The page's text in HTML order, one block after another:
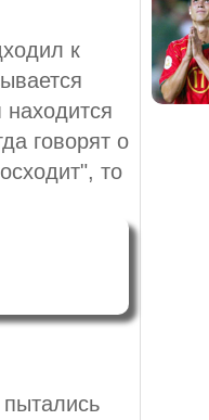
к
говорят о
то